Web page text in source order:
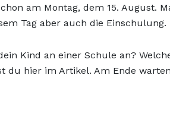
am Montag, dem 15. August.
Tag aber auch die Einschulung.
Kind an einer Schule an?
du hier im Artikel. Am Ende